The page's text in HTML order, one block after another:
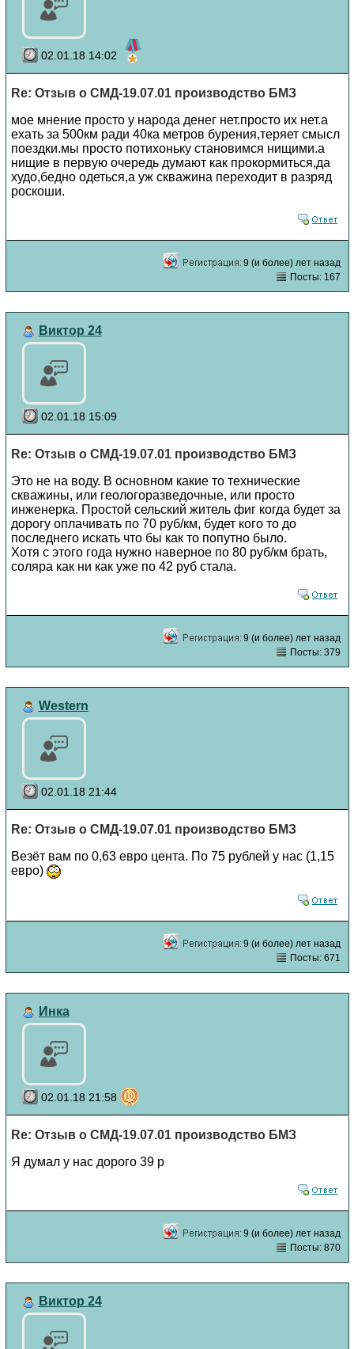
02.01.18 14:02
Re: Отзыв о СМД-19.07.01 производство БМЗ
мое мнение просто у народа денег нет.просто их нет.а
ехать за 500км ради 40ка метров бурения,теряет смысл
поездки.мы просто потихоньку становимся нищими.а
нищие в первую очередь думают как прокормиться,да
худо,бедно одеться,а уж скважина переходит в разряд
роскоши.
9 (и более) лет назад
Посты: 167
Виктор 24
02.01.18 15:09
Re: Отзыв о СМД-19.07.01 производство БМЗ
Это не на воду. В основном какие то технические
скважины, или геологоразведочные, или просто
инженерка. Простой сельский житель фиг когда будет за
дорогу оплачивать по 70 руб/км, будет кого то до
последнего искать что бы как то попутно было.
Хотя с этого года нужно наверное по 80 руб/км брать,
соляра как ни как уже по 42 руб стала.
9 (и более) лет назад
Посты: 379
Western
02.01.18 21:44
Re: Отзыв о СМД-19.07.01 производство БМЗ
Везёт вам по 0,63 евро цента. По 75 рублей у нас (1,15
евро)
9 (и более) лет назад
Посты: 671
Инка
02.01.18 21:58
Re: Отзыв о СМД-19.07.01 производство БМЗ
Я думал у нас дорого 39 р
9 (и более) лет назад
Посты: 870
Виктор 24